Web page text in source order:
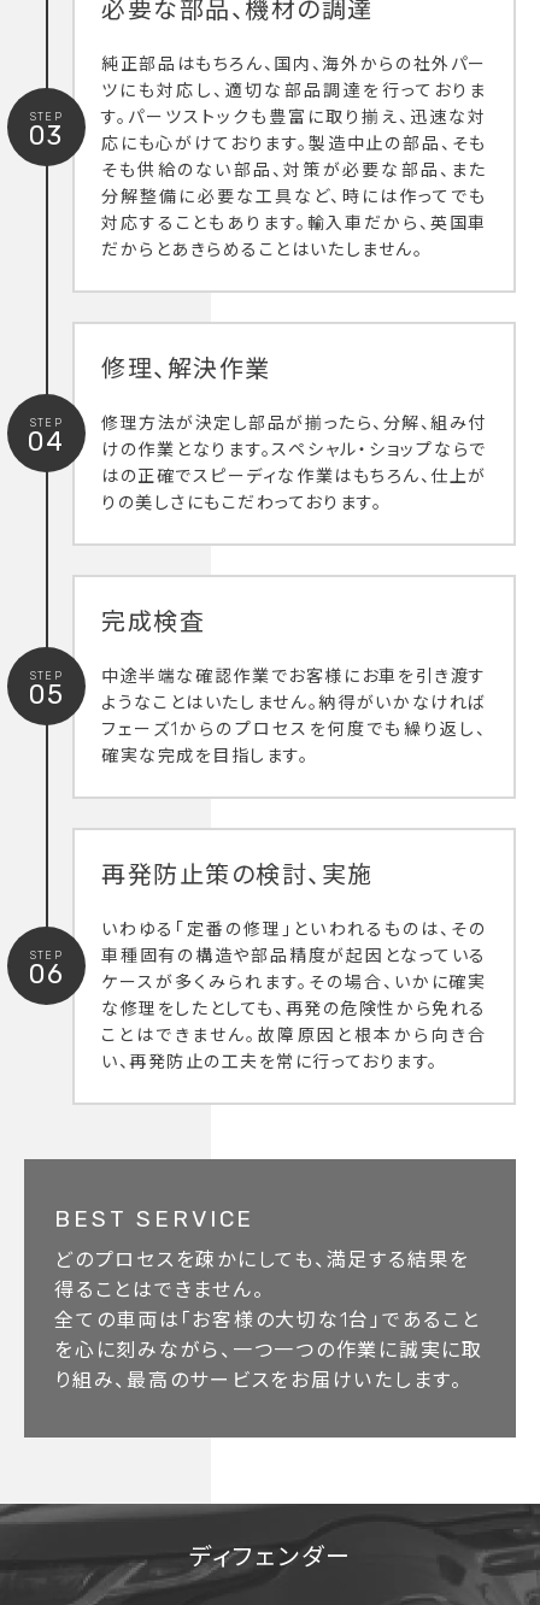
STEP
03
必要な部品、機材の調達
純正部品はもちろん、国内、海外からの社外パー
ツにも対応し、適切な部品調達を行っておりま
す。パーツストックも豊富に取り揃え、迅速な対
応にも心がけております。製造中止の部品、そも
そも供給のない部品、対策が必要な部品、また
分解整備に必要な工具など、時には作ってでも
対応することもあります。輸入車だから、英国車
だからとあきらめることはいたしません。
STEP
04
修理、解決作業
修理方法が決定し部品が揃ったら、分解、組み付
けの作業となります。スペシャル・ショップならで
はの正確でスピーディな作業はもちろん、仕上が
りの美しさにもこだわっております。
STEP
05
完成検査
中途半端な確認作業でお客様にお車を引き渡す
ようなことはいたしません。納得がいかなければ
フェーズ1からのプロセスを何度でも繰り返し、
確実な完成を目指します。
STEP
06
再発防止策の検討、実施
いわゆる「定番の修理」といわれるものは、その
車種固有の構造や部品精度が起因となっている
ケースが多くみられます。その場合、いかに確実
な修理をしたとしても、再発の危険性から免れる
ことはできません。故障原因と根本から向き合
い、再発防止の工夫を常に行っております。
BEST SERVICE
どのプロセスを疎かにしても、満足する結果を
得ることはできません。
全ての車両は「お客様の大切な1台」であること
を心に刻みながら、一つ一つの作業に誠実に取
り組み、最高のサービスをお届けいたします。
ディフェンダー